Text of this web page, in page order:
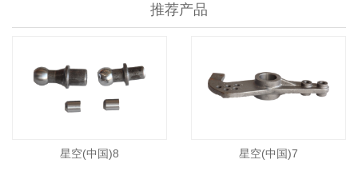
推荐产品
星空(中国)8 星空(中国)7